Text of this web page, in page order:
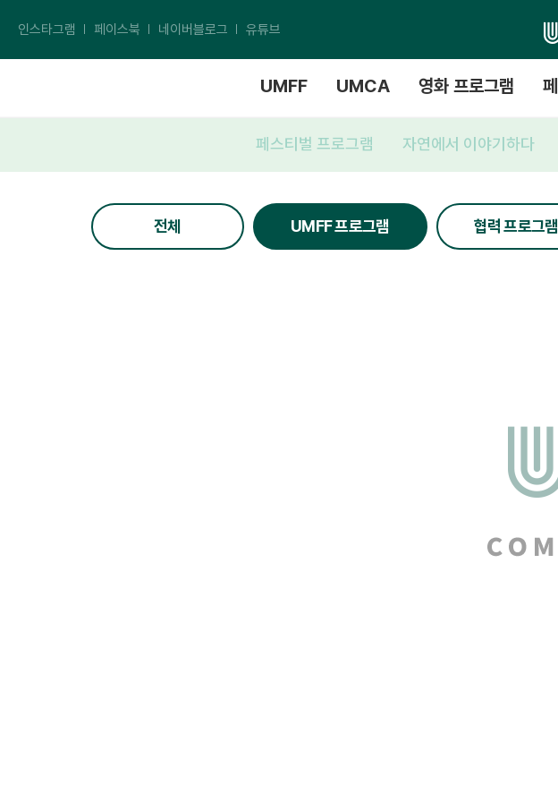
인스타그램 페이스북 네이버블로그 유튜브
UMFF UMCA 영화 프로그램
페스티벌 프로그램 자연에서 이야기하다
전체 UMFF 프로그램 협력 프로그램